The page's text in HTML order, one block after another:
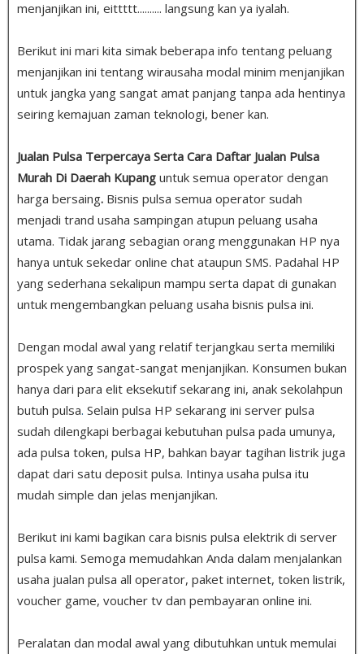
menjanjikan ini, eittttt.......... langsung kan ya iyalah.
Berikut ini mari kita simak beberapa info tentang peluang
menjanjikan ini tentang wirausaha modal minim menjanjikan
untuk jangka yang sangat amat panjang tanpa ada hentinya
seiring kemajuan zaman teknologi, bener kan.
Jualan Pulsa Terpercaya Serta Cara Daftar Jualan Pulsa
Murah Di Daerah Kupang untuk semua operator dengan
harga bersaing. Bisnis pulsa semua operator sudah
menjadi trand usaha sampingan atupun peluang usaha
utama. Tidak jarang sebagian orang menggunakan HP nya
hanya untuk sekedar online chat ataupun SMS. Padahal HP
yang sederhana sekalipun mampu serta dapat di gunakan
untuk mengembangkan peluang usaha bisnis pulsa ini.
Dengan modal awal yang relatif terjangkau serta memiliki
prospek yang sangat-sangat menjanjikan. Konsumen bukan
hanya dari para elit eksekutif sekarang ini, anak sekolahpun
butuh pulsa. Selain pulsa HP sekarang ini server pulsa
sudah dilengkapi berbagai kebutuhan pulsa pada umunya,
ada pulsa token, pulsa HP, bahkan bayar tagihan listrik juga
dapat dari satu deposit pulsa. Intinya usaha pulsa itu
mudah simple dan jelas menjanjikan.
Berikut ini kami bagikan cara bisnis pulsa elektrik di server
pulsa kami. Semoga memudahkan Anda dalam menjalankan
usaha jualan pulsa all operator, paket internet, token listrik,
voucher game, voucher tv dan pembayaran online ini.
Peralatan dan modal awal yang dibutuhkan untuk memulai